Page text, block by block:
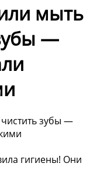
мыть
—
чистить зубы —
гигиены! Они